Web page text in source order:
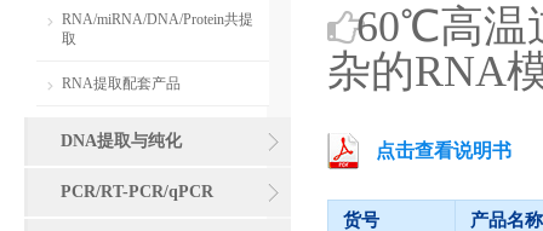
RNA/miRNA/DNA/Protein共提
取
RNA提取配套产品
DNA提取与纯化
PCR/RT-PCR/qPCR
60℃高温
杂的RNA
点击查看说明书
货号 产品名称